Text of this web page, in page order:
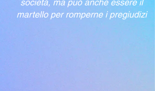
società, ma può anche essere il
martello per romperne i pregiudizi